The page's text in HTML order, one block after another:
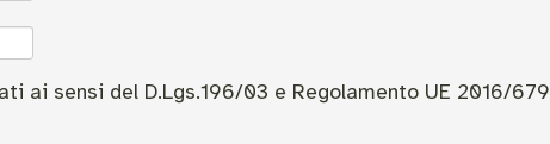
ai sensi del D.Lgs.196/03 e Regolamento UE 2016/679